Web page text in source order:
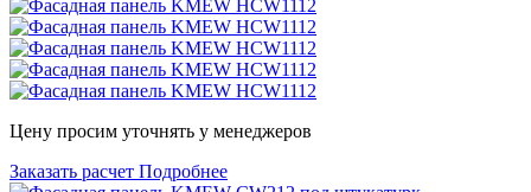
Цену просим уточнять у менеджеров
Заказать расчет Подробнее